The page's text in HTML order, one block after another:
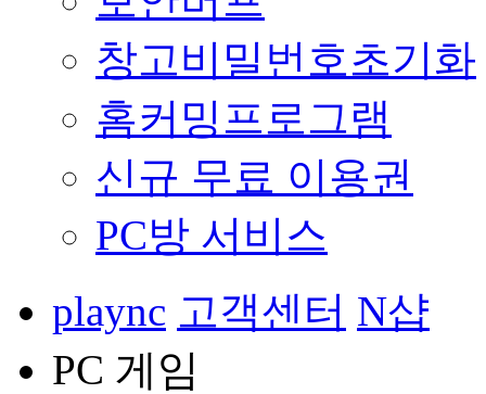
창고비밀번호초기화
홈커밍프로그램
신규 무료 이용권
PC방 서비스
plaync 고객센터 N샵
PC 게임